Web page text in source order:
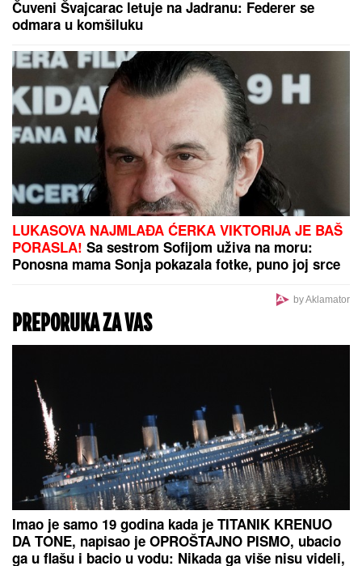
Čuveni Švajcarac letuje na Jadranu: Federer se
odmara u komšiluku
LUKASOVA NAJMLAĐA ĆERKA VIKTORIJA JE BAŠ
PORASLA! Sa sestrom Sofijom uživa na moru:
Ponosna mama Sonja pokazala fotke, puno joj srce
by Aklamator
PREPORUKA ZA VAS
Imao je samo 19 godina kada je TITANIK KRENUO
DA TONE, napisao je OPROŠTAJNO PISMO, ubacio
ga u flašu i bacio u vodu: Nikada ga više nisu videli,